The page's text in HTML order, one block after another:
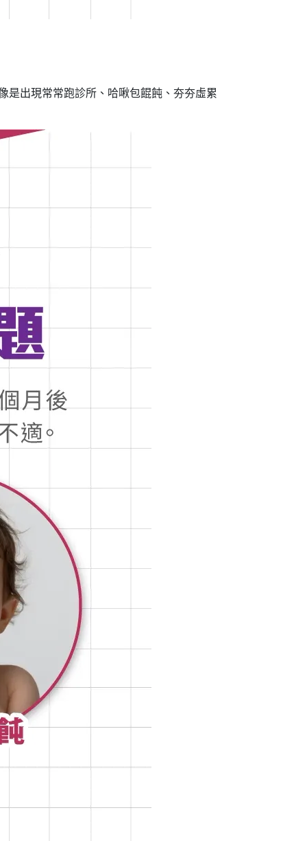
是出現常常跑診所、哈啾包餛飩、夯夯虛累